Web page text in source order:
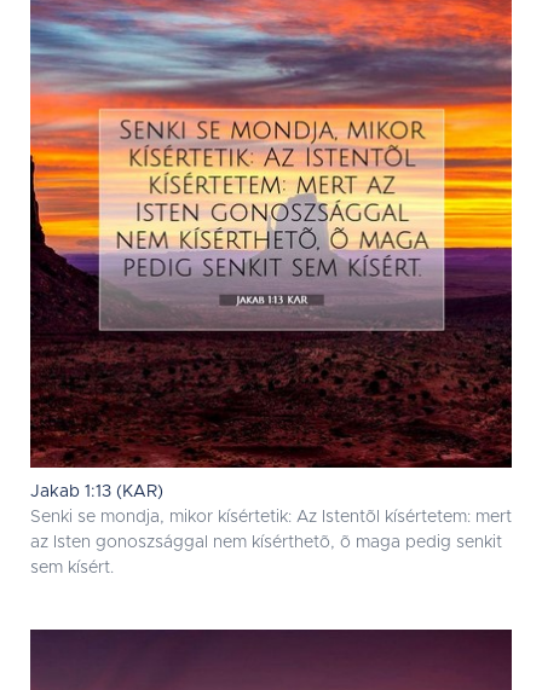
Jakab 1:13 (KAR)
Senki se mondja, mikor kísértetik: Az Istentõl kísértetem: mert
az Isten gonoszsággal nem kísérthetõ, õ maga pedig senkit
sem kísért.